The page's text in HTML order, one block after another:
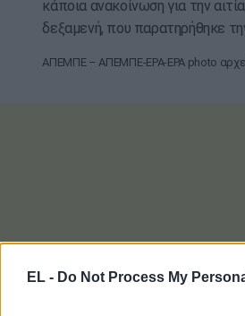
EL - Do Not Process My
κάποια ανακοίνωση για την
δεξαμενή, που παρατηρήθηκε
ΑΠΕΜΠΕ – ΑΠΕΜΠΕ-EPA-EPA photo